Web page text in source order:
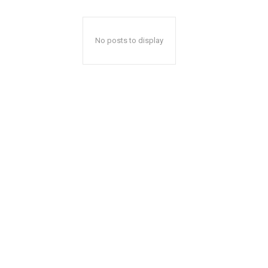
No posts to display